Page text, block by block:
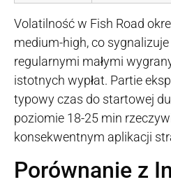
Volatilność w Fish Road
medium-high, co
regularnymi małymi
istotnych wypłat. Partie
typowy czas do startowej
poziomie 18-25 min
konsekwentnym aplikacji
Porównanie z